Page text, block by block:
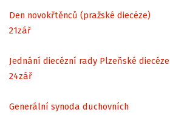
Den novokřtěnců (pražské diecéze)
21zář
Jednání diecézní rady Plzeňské diecéze
24zář
Generální synoda duchovních